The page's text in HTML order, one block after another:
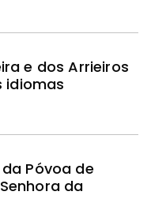
e dos Arrieiros
idiomas
Póvoa de
da